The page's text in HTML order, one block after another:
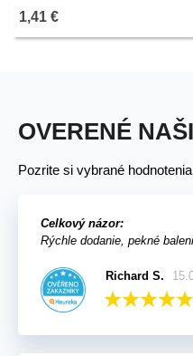
predaj semien - 8 ks
1,41 €
OVERENÉ
Pozrite si vybrané
Celkový názor:
Rýchle dodanie, pekné
Richard S.